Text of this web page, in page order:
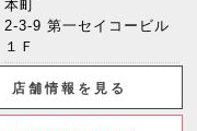
本町
2-3-9 第一セイコービル
１Ｆ
店舗情報を見る